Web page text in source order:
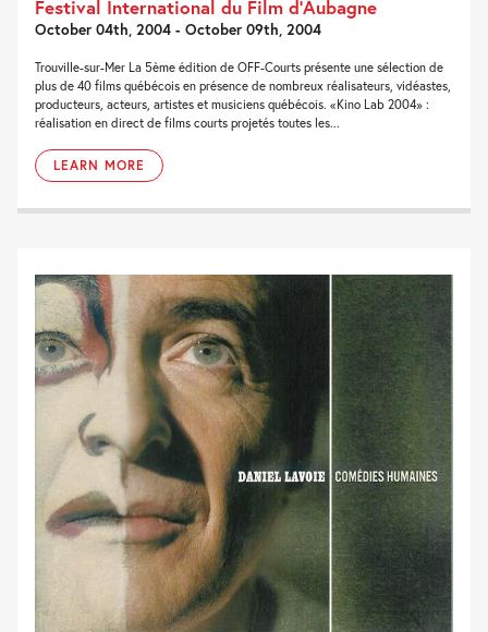
Festival International du Film d’Aubagne
October 04th, 2004 - October 09th, 2004
Trouville-sur-Mer La 5ème édition de OFF-Courts présente une sélection de
plus de 40 films québécois en présence de nombreux réalisateurs, vidéastes,
producteurs, acteurs, artistes et musiciens québécois. «Kino Lab 2004» :
réalisation en direct de films courts projetés toutes les...
LEARN MORE